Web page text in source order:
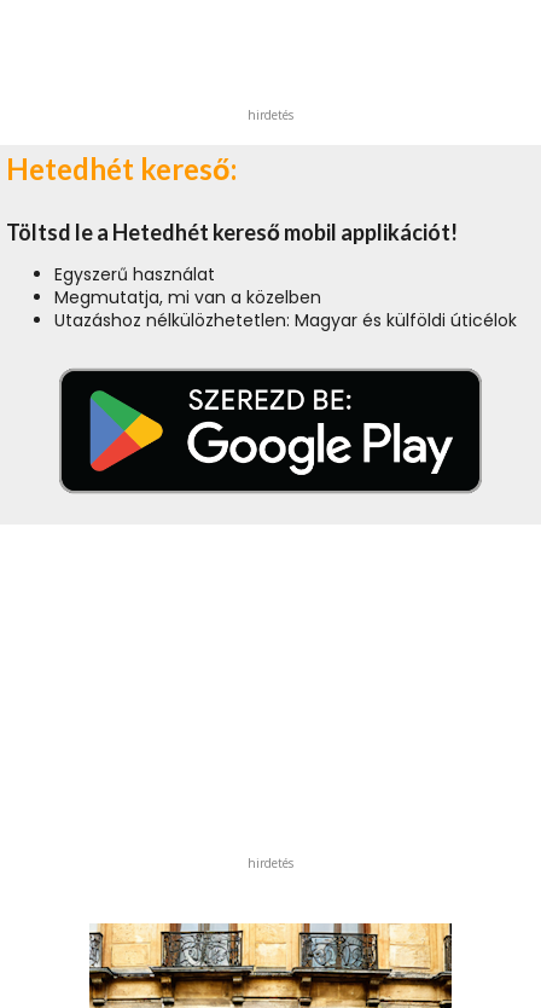
hirdetés
Hetedhét kereső:
Töltsd le a Hetedhét kereső mobil applikációt!
Egyszerű használat
Megmutatja, mi van a közelben
Utazáshoz nélkülözhetetlen: Magyar és külföldi úticélok
hirdetés